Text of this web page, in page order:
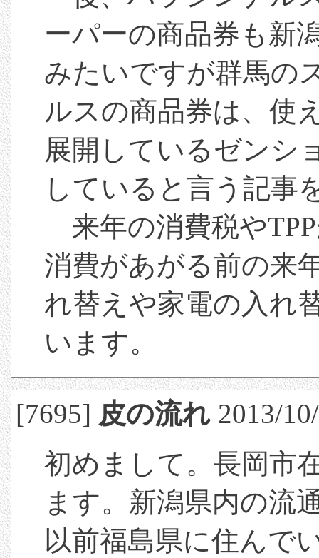
ーパーの商品券も新
みたいですが群馬の
ルスの商品券は、使
展開しているゼンシ
していると言う記事
来年の消費税や
消費があがる前の来
れ替えや家電の入れ
います。
[7695] 皮の流れ 2013/
初めまして。長岡市
ます。新潟県内の流
以前福島県に住んで